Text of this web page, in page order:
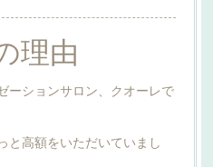
理由
ーションサロン、クオーレで
と高額をいただいていまし